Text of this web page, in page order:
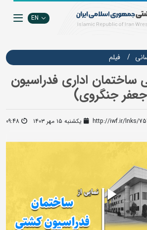
EN
فيلم
ساختمان اداری فدراسیون
جنگروی)
http://iwf.ir/lnks/ یکشنبه ۱۵ مهر ۱۴۰۳ 09:48